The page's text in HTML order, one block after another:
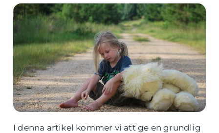
I denna artikel kommer vi att ge en grundlig